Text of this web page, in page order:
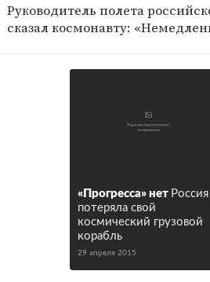
Руководитель полета
сказал космонавту:
«Прогресса» нет Россия
потеряла свой
космический грузовой
корабль
29 апреля 2015